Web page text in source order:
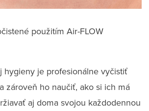
použitím Air-FLOW
hygieny je profesionálne vyčistiť
zároveň ho naučiť, ako si ich má
aj doma svojou každodennou